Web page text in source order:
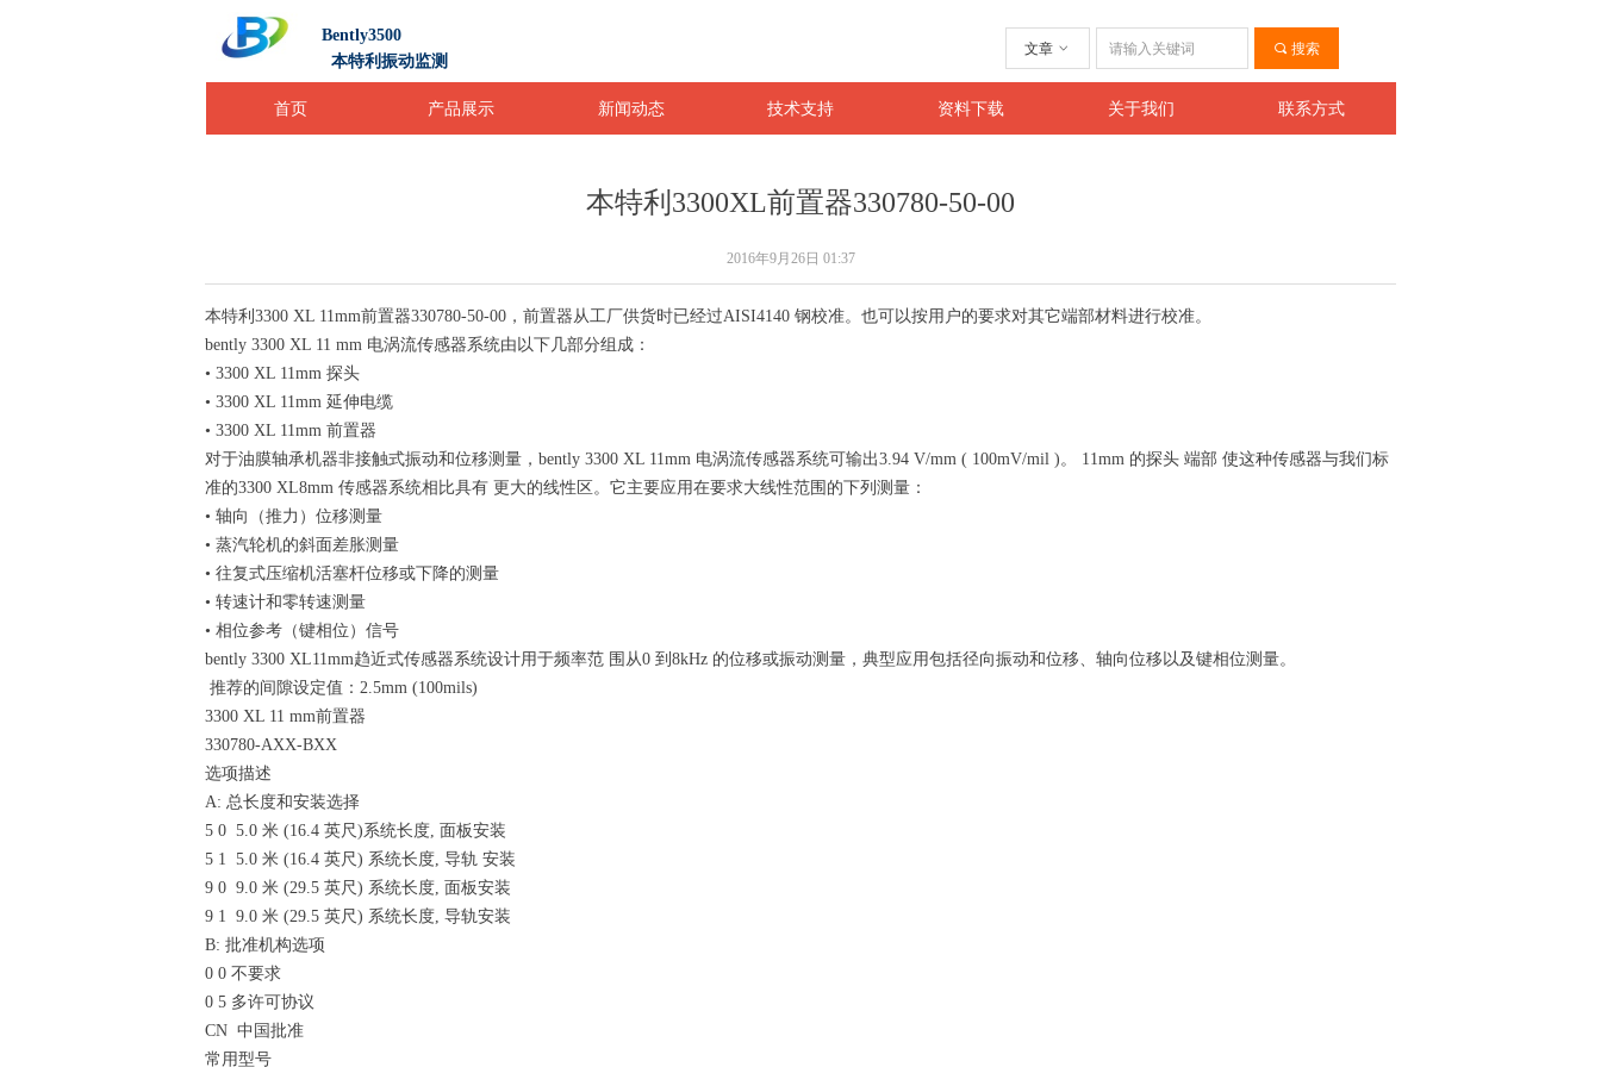
Bently3500
本特利振动监测
끠 搜索
文章 ꀁ
首页 产品展示 新闻动态 技术支持 资料下载 关于我们 联系方式
本特利3300XL前置器330780-50-00
本特利3300 XL 11mm前置器330780-50-00，前置器从工厂供货时已经过AISI4140 钢校准。也可以按用户的要求对其它端部材料进行校准。
bently 3300 XL 11 mm 电涡流传感器系统由以下几部分组成：
• 3300 XL 11mm 探头
• 3300 XL 11mm 延伸电缆
• 3300 XL 11mm 前置器
对于油膜轴承机器非接触式振动和位移测量，bently 3300 XL 11mm 电涡流传感器系统可输出3.94 V/mm ( 100mV/mil )。 11mm 的探头 端部 使这种传感器与我们标
准的3300 XL8mm 传感器系统相比具有 更大的线性区。它主要应用在要求大线性范围的下列测量：
• 轴向（推力）位移测量
• 蒸汽轮机的斜面差胀测量
• 往复式压缩机活塞杆位移或下降的测量
• 转速计和零转速测量
• 相位参考（键相位）信号
bently 3300 XL11mm趋近式传感器系统设计用于频率范 围从0 到8kHz 的位移或振动测量，典型应用包括径向振动和位移、轴向位移以及键相位测量。
推荐的间隙设定值：2.5mm (100mils)
3300 XL 11 mm前置器
330780-AXX-BXX
选项描述
A: 总长度和安装选择
5 0 5.0 米 (16.4 英尺)系统长度, 面板安装
5 1 5.0 米 (16.4 英尺) 系统长度, 导轨 安装
9 0 9.0 米 (29.5 英尺) 系统长度, 面板安装
9 1 9.0 米 (29.5 英尺) 系统长度, 导轨安装
B: 批准机构选项
0 0 不要求
0 5 多许可协议
CN 中国批准
常用型号
2016年9月26日 01:37